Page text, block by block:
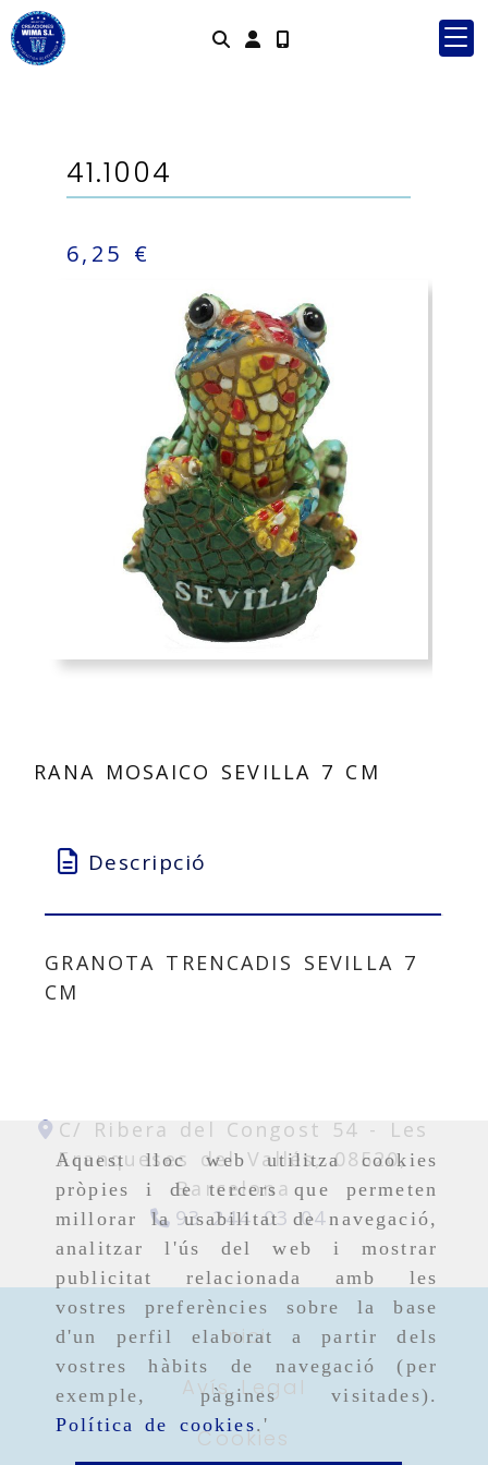
Aquest lloc web utilitza cookies
pròpies i de tercers que permeten
millorar la usabilitat de navegació,
analitzar l'ús del web i mostrar
publicitat relacionada amb les
vostres preferències sobre la base
d'un perfil elaborat a partir dels
vostres hàbits de navegació (per
exemple, pàgines visitades).
Política de cookies.'
Identifícat
41.1004
6,25 €
RANA MOSAICO SEVILLA 7 CM
Descripció
GRANOTA TRENCADIS SEVILLA 7
CM
C/ Ribera del Congost 54 -
Les
Franqueses del Vallés,08520,
Barcelona
93 244 03 04
Inici
Avís Legal
Cookies